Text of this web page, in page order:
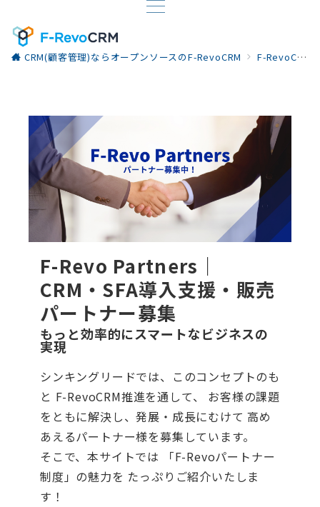
CRM(顧客管理)ならオープンソースのF-RevoCRM F-RevoCRMのサービス
F-Revo Partners｜
CRM・SFA導入支援・販売
パートナー募集
もっと効率的にスマートなビジネスの
実現
シンキングリードでは、このコンセプトのも
と F-RevoCRM推進を通して、 お客様の課題
をともに解決し、発展・成長にむけて 高め
あえるパートナー様を募集しています。
そこで、本サイトでは 「F-Revoパートナー
制度」の魅力を たっぷりご紹介いたしま
す！